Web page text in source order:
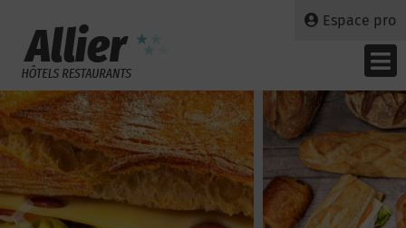
Espace pro